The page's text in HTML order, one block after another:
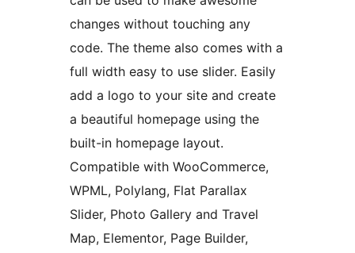
changes without touching any
code. The theme also comes with a
full width easy to use slider. Easily
add a logo to your site and create
a beautiful homepage using the
built-in homepage layout.
Compatible with WooCommerce,
WPML, Polylang, Flat Parallax
Slider, Photo Gallery and Travel
Map, Elementor, Page Builder,